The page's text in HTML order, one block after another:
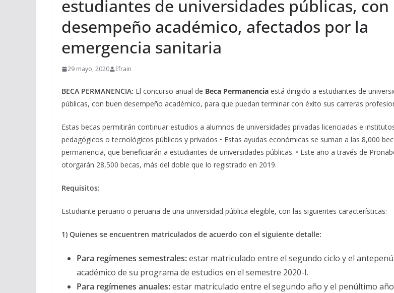
estudiantes de universidades públicas, con
desempeño académico, afectados por la
emergencia sanitaria
29 mayo, 2020 Efrain
BECA PERMANENCIA: El concurso anual de Beca Permanencia está dirigido a estudiantes de
públicas, con buen desempeño académico, para que puedan terminar con éxito sus carreras
Estas becas permitirán continuar estudios a alumnos de universidades privadas licenciadas e
pedagógicos o tecnológicos públicos y privados • Estas ayudas económicas se suman a las 8,000
permanencia, que beneficiarán a estudiantes de universidades públicas. • Este año a través de
otorgarán 28,500 becas, más del doble que lo registrado en 2019.
Requisitos:
Estudiante peruano o peruana de una universidad pública elegible, con las siguientes características:
1) Quienes se encuentren matriculados de acuerdo con el siguiente detalle:
Para regímenes semestrales:estar matriculado entre el segundo ciclo y el
académico de su programa de estudios en el semestre 2020-I.
Para regímenes anuales:estar matriculado entre el segundo año y el penúltimo